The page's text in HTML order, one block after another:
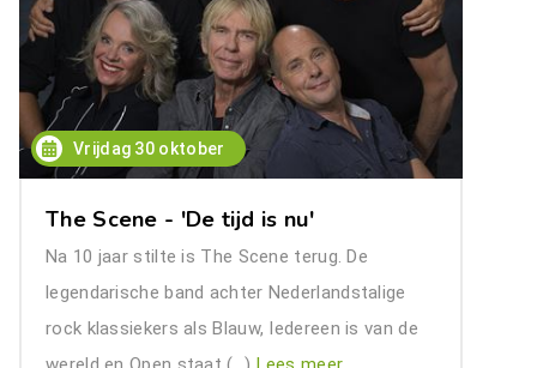
Vrijdag 30 oktober
The Scene - 'De tijd is nu'
Na 10 jaar stilte is The Scene terug. De
legendarische band achter Nederlandstalige
rock klassiekers als Blauw, Iedereen is van de